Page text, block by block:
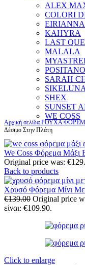
ALEX
COLORI
EIRIANNA
KAHYRA
LAST
MALALA
POSITANO
SARAH
SIKELUNA
SHEX
SUNSET
WE COSS
Αρχική σελίδα ΡΟΥΧΑ
Δέσιμο Στην Πλάτη
We Coss Φόρεμα Μάξι
Original price was:
Back to products
Χρυσό Φόρεμα Μίνι
€139.00 Original price
είναι: €109.90.
Click to enlarge